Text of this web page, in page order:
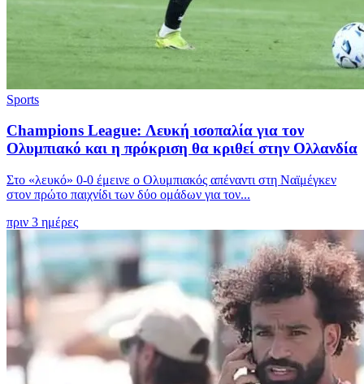
Sports
Champions League: Λευκή ισοπαλία για τον
Ολυμπιακό και η πρόκριση θα κριθεί στην Ολλανδία
Στο «λευκό» 0-0 έμεινε ο Ολυμπιακός απέναντι στη Ναϊμέγκεν
στον πρώτο παιχνίδι των δύο ομάδων για τον...
πριν 3 ημέρες